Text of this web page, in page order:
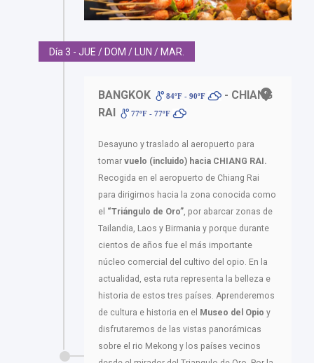
Día 3 - JUE / DOM / LUN / MAR.
BANGKOK 84ºF - 90ºF
- CHIANG
RAI
77ºF - 77ºF
Desayuno y traslado al aeropuerto para
tomar vuelo (incluido) hacia CHIANG RAI.
Recogida en el aeropuerto de Chiang Rai
para dirigirnos hacia la zona conocida como
el “Triángulo de Oro”, por abarcar zonas de
Tailandia, Laos y Birmania y porque durante
cientos de años fue el más importante
núcleo comercial del cultivo del opio. En la
actualidad, esta ruta representa la belleza e
historia de estos tres países. Aprenderemos
de cultura e historia en el Museo del Opio y
disfrutaremos de las vistas panorámicas
sobre el rio Mekong y los países vecinos